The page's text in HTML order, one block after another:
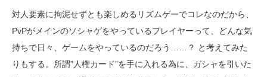
対人要素に拘泥せずとも楽しめるリズムゲーでコレなのだから、
PvPがメインのソシャゲをやっているプレイヤーって、どんな気
持ちで日々、ゲームをやっているのだろう……？ と考えてみた
りもする。所謂”人権カード”を手に入れる為に、ガシャを引いた